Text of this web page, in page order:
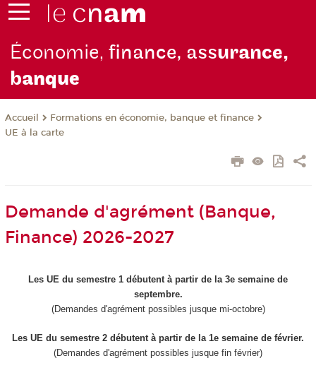
Économie,finance, assurance,
banque
Accueil
Formations en économie, banque et finance
UE à la carte
Demande d'agrément (Banque,
Finance) 2026-2027
Les UE du semestre 1 débutent à partir de la 3e semaine de
septembre.
(Demandes d'agrément possibles jusque mi-octobre)
Les UE du semestre 2 débutent à partir de la 1e semaine de février.
(Demandes d'agrément possibles jusque fin février)